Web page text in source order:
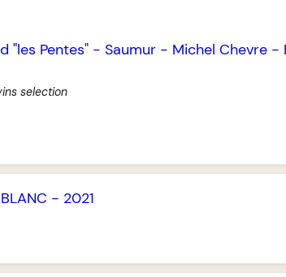
"les Pentes"- Saumur- Michel Chevre-
selection
BLANC - 2021